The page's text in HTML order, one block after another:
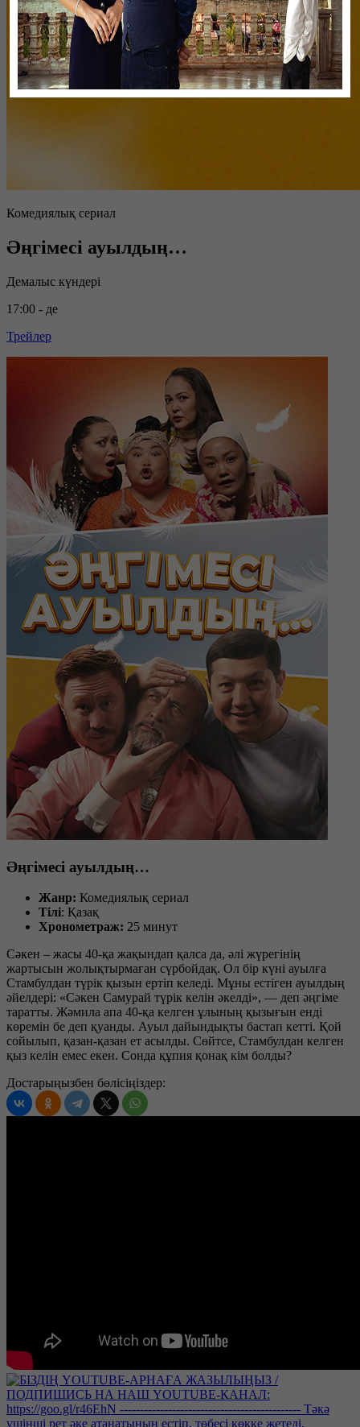
Комедиялық сериал
Әңгімесі ауылдың…
Демалыс күндері
17:00 - де
Трейлер
Әңгімесі ауылдың…
Жанр: Комедиялық сериал
Тілі: Қазақ
Хронометраж: 25 минут
Сәкен – жасы 40-қа жақындап қалса да, әлі жүрегінің
жартысын жолықтырмаған сүрбойдақ. Ол бір күні ауылға
Стамбулдан түрік қызын ертіп келеді. Мұны естіген ауылдың
әйелдері: «Сәкен Самурай түрік келін әкелді», — деп әңгіме
таратты. Жәмила апа 40-қа келген ұлының қызығын енді
көремін бе деп қуанды. Ауыл дайындықты бастап кетті. Қой
сойылып, қазан-қазан ет асылды. Сөйтсе, Стамбулдан келген
қыз келін емес екен. Сонда құпия қонақ кім болды?
Достарыңызбен бөлісіңіздер: